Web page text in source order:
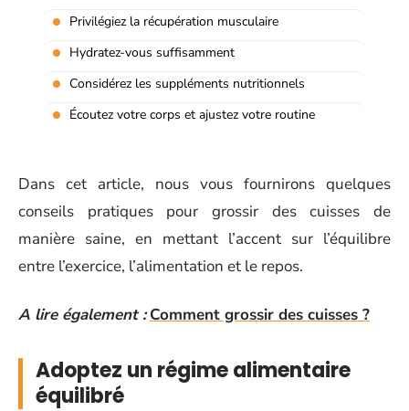
Privilégiez la récupération musculaire
Hydratez-vous suffisamment
Considérez les suppléments nutritionnels
Écoutez votre corps et ajustez votre routine
Dans cet article, nous vous fournirons quelques
conseils pratiques pour grossir des cuisses de
manière saine, en mettant l’accent sur l’équilibre
entre l’exercice, l’alimentation et le repos.
A lire également : Comment grossir des cuisses ?
Adoptez un régime alimentaire
équilibré